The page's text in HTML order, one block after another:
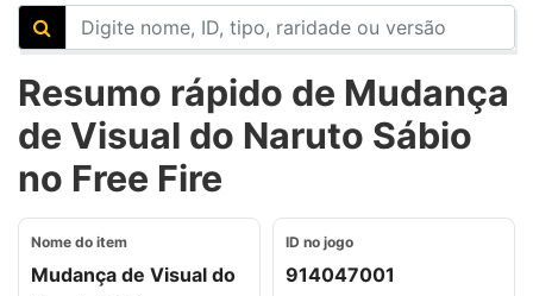
Resumo rápido de Mudança
de Visual do Naruto Sábio
no Free Fire
Nome do item
Mudança de Visual do
ID no jogo
914047001